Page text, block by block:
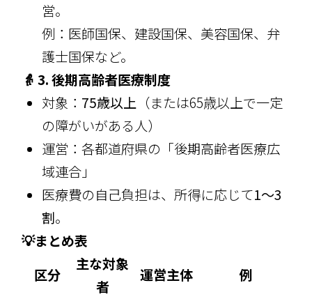
営。
例：医師国保、建設国保、美容国保、弁
護士国保など。
👵 3.後期高齢者医療制度
対象： 75歳以上（または65歳以上で一定
の障がいがある人）
運営：各都道府県の「後期高齢者医療広
域連合」
医療費の自己負担は、所得に応じて1～3
割。
💡まとめ表
区分
主な対象
者
運営主体
例